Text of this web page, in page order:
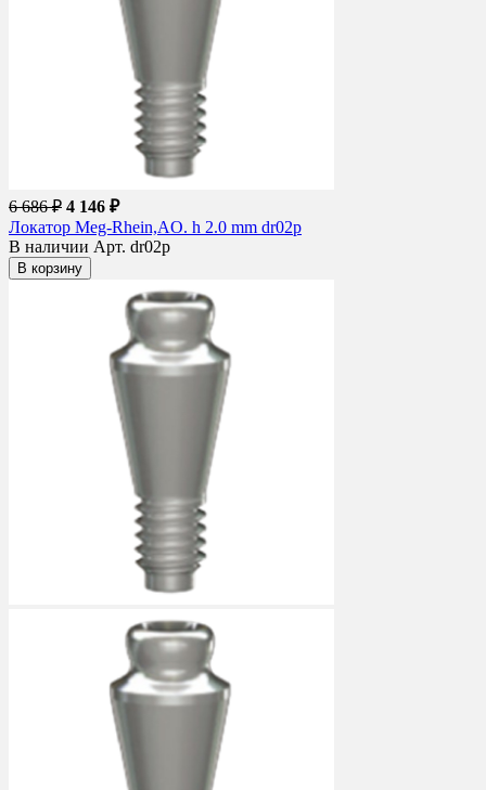
6 686 ₽ 4 146 ₽
Локатор Meg-Rhein,AO. h 2.0 mm dr02p
В наличии Арт. dr02p
В корзину